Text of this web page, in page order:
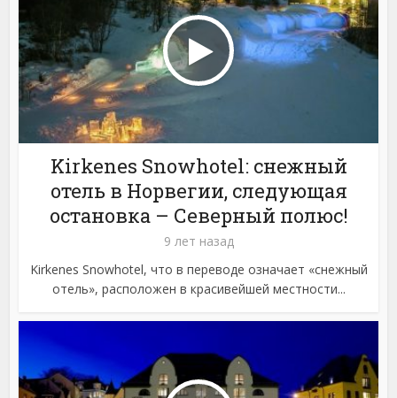
Kirkenes Snowhotel: снежный
отель в Норвегии, следующая
остановка – Северный полюс!
9 лет назад
Kirkenes Snowhotel, что в переводе означает «снежный
отель», расположен в красивейшей местности...